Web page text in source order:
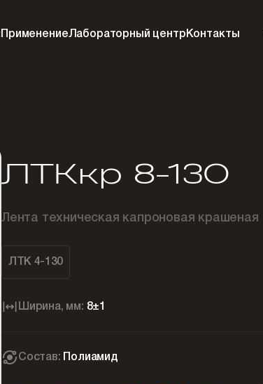
ПрименениеЛабораторный центр Контакты
ЛТКкр 8-130
Лента техническая капроновая крашеная
ЛТК 4-130
Ширина, мм: 8±1
Состав: Полиамид